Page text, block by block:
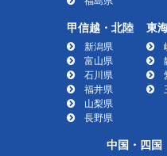
甲信越・北陸
新潟県
富山県
石川県
福井県
山梨県
長野県
東
中国・四国